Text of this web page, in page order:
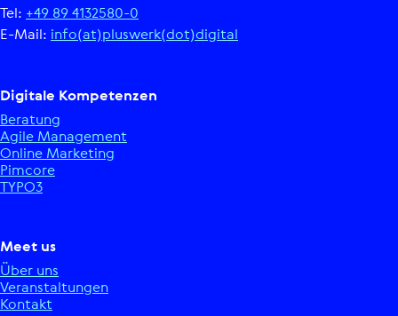
Tel: +49 89 4132580-0
E-Mail: info(at)pluswerk(dot)digital
Digitale Kom­pe­ten­zen
Beratung
Agile Manage­ment
Online Marketing
Pimcore
TYPO3
Meet us
Über uns
Ver­an­stal­tun­gen
Kontakt